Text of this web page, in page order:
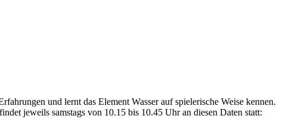
und lernt das Element Wasser auf spielerische Weise kennen.
jeweils samstags von 10.15 bis 10.45 Uhr an diesen Daten statt: